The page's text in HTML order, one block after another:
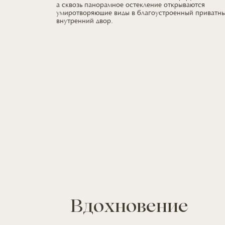
а сквозьпанорамное остекление открываются
умиротворяющие виды в благоустроенный
внутренний двор.
Вдохновение